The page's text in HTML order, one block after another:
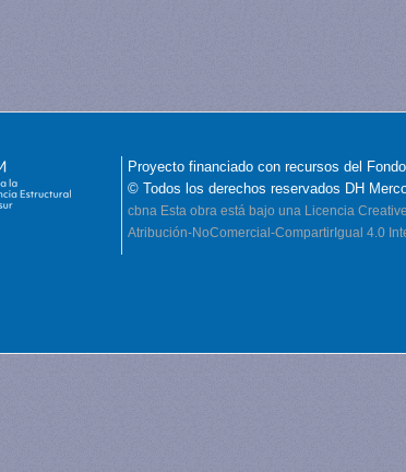
Proyecto financiado con recursos del
© Todos los derechos reservados DH
cbna Esta obra está bajo una Licencia
Atribución-NoComercial-CompartirIgual 4.0